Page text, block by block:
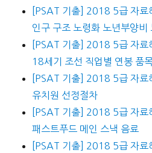
[PSAT 기출] 2018 5급 자료
인구 구조 노령화 노년부양비
[PSAT 기출] 2018 5급 자료
18세기 조선 직업별 연봉 품
[PSAT 기출] 2018 5급 자료
유치원 선정절차
[PSAT 기출] 2018 5급 자료
패스트푸드 메인 스낵 음료
[PSAT 기출] 2018 5급 자료